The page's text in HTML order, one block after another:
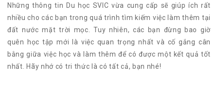
Những thông tin Du học SVIC vừa cung cấp sẽ giúp ích rất
nhiều cho các bạn trong quá trình tìm kiếm việc làm thêm tại
đất nước mặt trời mọc. Tuy nhiên, các bạn đừng bao giờ
quên học tập mới là việc quan trọng nhất và cố gắng cân
bằng giữa việc học và làm thêm để có được một kết quả tốt
nhất. Hãy nhớ có tri thức là có tất cả, bạn nhé!